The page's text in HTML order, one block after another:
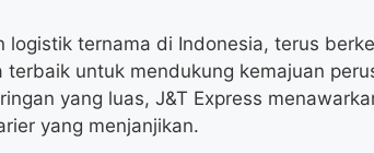
logistik ternama di Indonesia, terus
untuk mendukung kemajuan
yang luas, J&T Express
yang menjanjikan.